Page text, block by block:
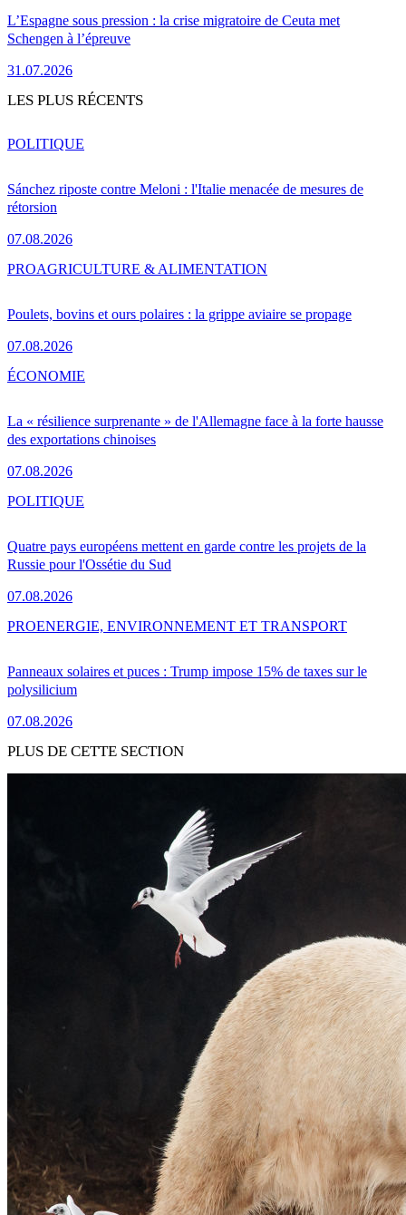
L’Espagne sous pression : la crise migratoire de Ceuta met
Schengen à l’épreuve
31.07.2026
LES PLUS RÉCENTS
Sánchez riposte contre Meloni : l'Italie menacée de mesures de
rétorsion
07.08.2026
POLITIQUE
Poulets, bovins et ours polaires : la grippe aviaire se propage
07.08.2026
PROAGRICULTURE & ALIMENTATION
La « résilience surprenante » de l'Allemagne face à la forte hausse
des exportations chinoises
07.08.2026
ÉCONOMIE
Quatre pays européens mettent en garde contre les projets de la
Russie pour l'Ossétie du Sud
07.08.2026
POLITIQUE
Panneaux solaires et puces : Trump impose 15% de taxes sur le
polysilicium
07.08.2026
PROENERGIE, ENVIRONNEMENT ET TRANSPORT
PLUS DE CETTE SECTION